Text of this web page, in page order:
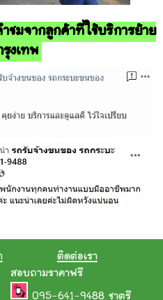
ชมจากลูกค้าที่ใช้บริการย้าย
งเทพ
ติดต่อเรา
สอบถามราคาฟรี
095-641-9488 ชาตรี